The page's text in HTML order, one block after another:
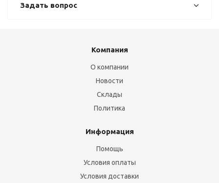
Задать вопрос
Компания
О компании
Новости
Склады
Политика
Информация
Помощь
Условия оплаты
Условия доставки